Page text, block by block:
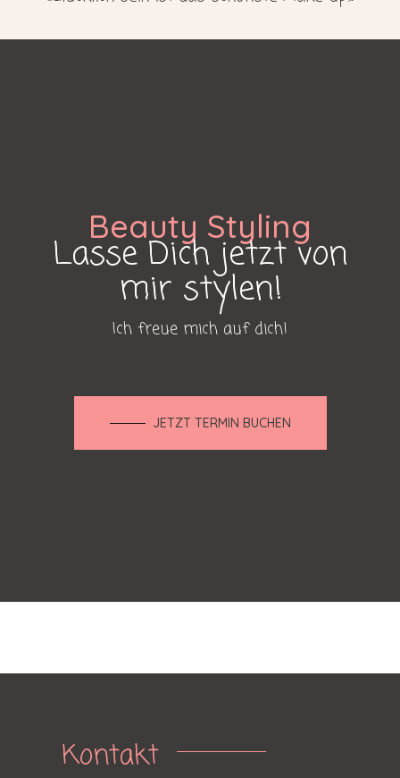
Beauty Styling
Lasse Dich jetzt von
mir stylen!
Ich freue mich auf dich!
JETZT TERMIN BUCHEN
Kontakt